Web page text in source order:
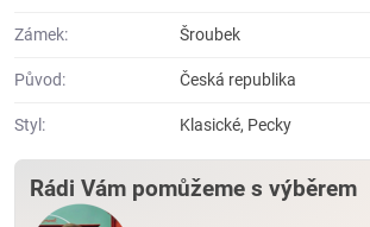
Zámek: Šroubek
Původ: Česká republika
Styl: Klasické, Pecky
Rádi Vám pomůžeme s výběrem